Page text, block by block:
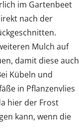
im Gartenbeet
nach der
Mulch auf
damit diese auch
Kübeln und
in Pflanzenvlies
hier der Frost
kann, wenn die